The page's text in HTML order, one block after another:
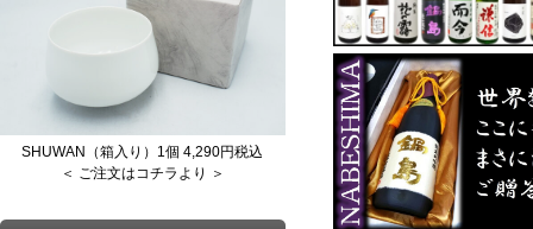
SHUWAN（箱入り）1個 4,290円税込
＜ ご注文はコチラより ＞